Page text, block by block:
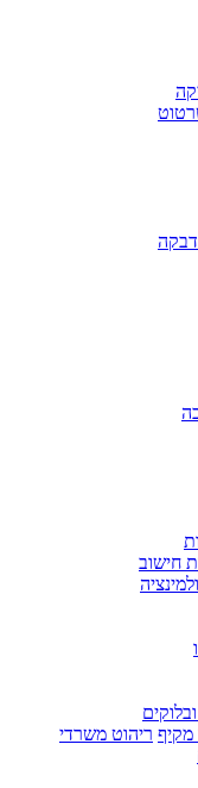
חישוב
מקיף ריהוט משרדי